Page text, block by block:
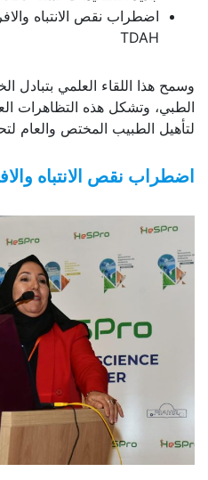
اضطراب نقص الانتباه
TDAH
وسمح هذا اللقاء العلمي بتبادل
الطبي، وتشكل هذه التظاهرات
لتأهيل الطبيب المختص والعام
اضطراب نقص الانتباه